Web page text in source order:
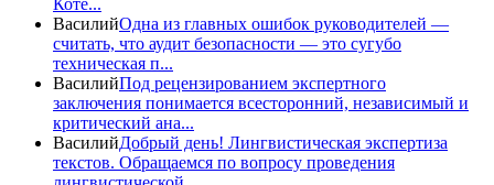
ВасилийОдна из главных ошибок руководителей —
считать, что аудит безопасности — это сугубо
техническая п...
ВасилийПод рецензированием экспертного
заключения понимается всесторонний, независимый и
критический ана...
ВасилийДобрый день! Лингвистическая экспертиза
текстов. Обращаемся по вопросу проведения